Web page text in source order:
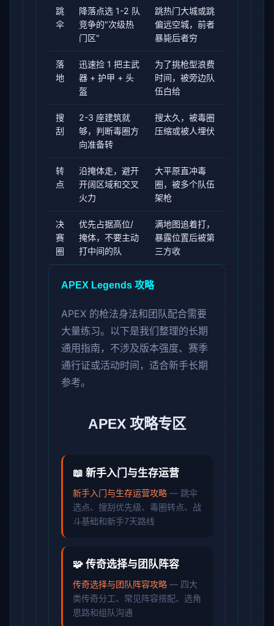
跳
伞
降落点选 1-2 队
竞争的"次级热
门区"
跳热门大城或跳
偏远空城，前者
暴毙后者穷
落
地
迅速捡 1 把主武
器 + 护甲 + 头
盔
为了挑枪型浪费
时间，被旁边队
伍白给
搜
刮
2-3 座建筑就
够，判断毒圈方
向准备转
搜太久，被毒圈
压缩或被人埋伏
转
点
沿掩体走，避开
开阔区域和交叉
火力
大平原直冲毒
圈，被多个队伍
架枪
决
赛
圈
优先占据高位/
掩体，不要主动
打中间的队
满地图追着打，
暴露位置后被第
三方收
APEX Legends 攻略
APEX 的枪法身法和团队配合需要
大量练习。以下是我们整理的长期
通用指南，不涉及版本强度、赛季
通行证或活动时间，适合新手长期
参考。
APEX 攻略专区
📖 新手入门与生存运营
新手入门与生存运营攻略 — 跳伞
选点、搜刮优先级、毒圈转点、战
斗基础和新手7天路线
🧩 传奇选择与团队阵容
传奇选择与团队阵容攻略 — 四大
类传奇分工、常见阵容搭配、选角
思路和组队沟通